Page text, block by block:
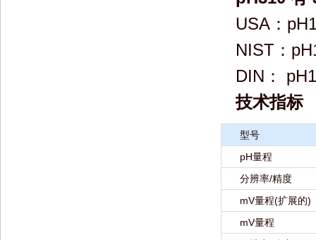
USA：
NIST：
DIN：
技术指标
型号
pH量程
分辨率/精度
mV量程(扩展的)
mV量程